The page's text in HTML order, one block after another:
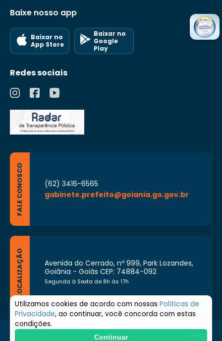
Baixe nosso app
Baixar no
App Store
Baixar no
Google
Play
Redes sociais
FALE CONOSCO
(62) 3416-6565
gabinete.prefeito@goiania.go.gov.br
LOCALIZAÇÃO
Avenida do Cerrado, nº 999, Park Lozandes,
Goiânia - Goiás CEP: 74884-092
Segunda à Sexta de 8h às 17h
© 2026 Prefeitura de Goiânia. Todos os direitos
Utilizamos cookies de acordo com nossas Políticas de
Privacidade, ao continuar, você concorda com estas
condições.
Continuar